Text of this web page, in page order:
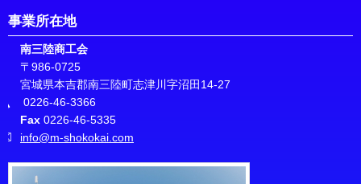
事業所在地
南三陸商工会
〒986-0725
宮城県本吉郡南三陸町志津川字沼田14-27
0226-46-3366
Fax 0226-46-5335
info@m-shokokai.com